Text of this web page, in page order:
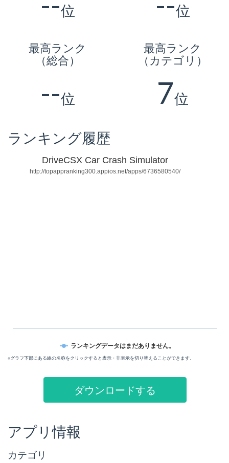
位 位
最高ランク
（総合）
--位
最高ランク
（カテゴリ）
7位
ランキング履歴
DriveCSX Car Crash Simulator
http://topappranking300.appios.net/apps/6736580540/
ランキングデータはまだありません。
※グラフ下部にある線の名称をクリックすると表示・非表示を切り替えることができます。
ダウンロードする
アプリ情報
カテゴリ